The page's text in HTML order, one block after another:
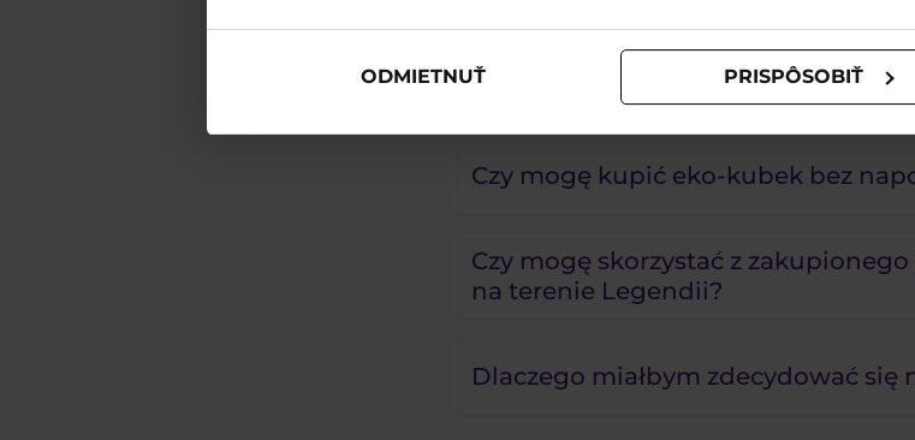
ODMIETNUŤ PRISPÔSOBIŤ
Chciałbym zatrzymać eko-kubek i co
Czy mogę kupić eko-kubek bez
Czy mogę skorzystać z
na terenie Legendii?
Dlaczego miałbym zdecydować się